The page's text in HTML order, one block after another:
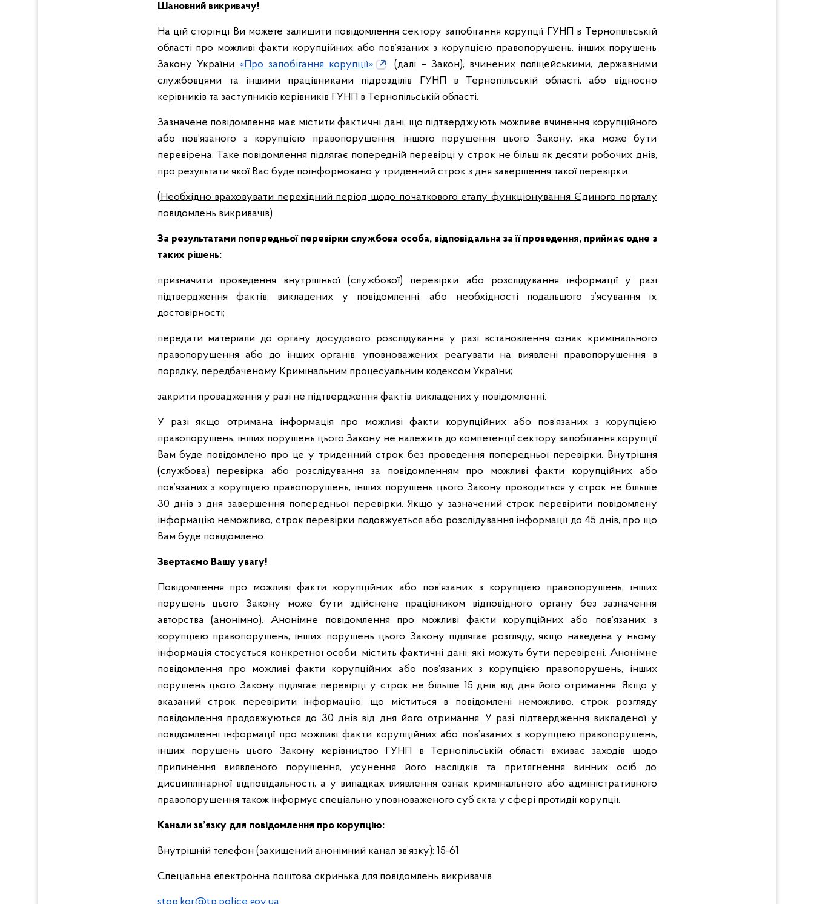
Шановний викривачу!
На цій сторінці Ви можете залишити повідомлення сектору запобігання корупції ГУНП в Тернопільській
області про можливі факти корупційних або пов’язаних з корупцією правопорушень, інших порушень
Закону України «Про запобігання корупції»
(далі – Закон), вчинених поліцейськими, державними
службовцями та іншими працівниками підрозділів ГУНП в Тернопільській області, або відносно
керівників та заступників керівників ГУНП в Тернопільській області.
Зазначене повідомлення має містити фактичні дані, що підтверджують можливе вчинення корупційного
або пов’язаного з корупцією правопорушення, іншого порушення цього Закону, яка може бути
перевірена. Таке повідомлення підлягає попередній перевірці у строк не більш як десяти робочих днів,
про результати якої Вас буде поінформовано у триденний строк з дня завершення такої перевірки.
(Необхідно враховувати перехідний період щодо початкового етапу функціонування Єдиного порталу
повідомлень викривачів)
За результатами попередньої перевірки службова особа, відповідальна за її проведення, приймає одне з
таких рішень:
призначити проведення внутрішньої (службової) перевірки або розслідування інформації у разі
підтвердження фактів, викладених у повідомленні, або необхідності подальшого з’ясування їх
достовірності;
передати матеріали до органу досудового розслідування у разі встановлення ознак кримінального
правопорушення або до інших органів, уповноважених реагувати на виявлені правопорушення в
порядку, передбаченому Кримінальним процесуальним кодексом України;
закрити провадження у разі не підтвердження фактів, викладених у повідомленні.
У разі якщо отримана інформація про можливі факти корупційних або пов’язаних з корупцією
правопорушень, інших порушень цього Закону не належить до компетенції сектору запобігання корупції
Вам буде повідомлено про це у триденний строк без проведення попередньої перевірки. Внутрішня
(службова) перевірка або розслідування за повідомленням про можливі факти корупційних або
пов’язаних з корупцією правопорушень, інших порушень цього Закону проводиться у строк не більше
30 днів з дня завершення попередньої перевірки. Якщо у зазначений строк перевірити повідомлену
інформацію неможливо, строк перевірки подовжується або розслідування інформації до 45 днів, про що
Вам буде повідомлено.
Звертаємо Вашу увагу!
Повідомлення про можливі факти корупційних або пов’язаних з корупцією правопорушень, інших
порушень цього Закону може бути здійснене працівником відповідного органу без зазначення
авторства (анонімно). Анонімне повідомлення про можливі факти корупційних або пов’язаних з
корупцією правопорушень, інших порушень цього Закону підлягає розгляду, якщо наведена у ньому
інформація стосується конкретної особи, містить фактичні дані, які можуть бути перевірені. Анонімне
повідомлення про можливі факти корупційних або пов’язаних з корупцією правопорушень, інших
порушень цього Закону підлягає перевірці у строк не більше 15 днів від дня його отримання. Якщо у
вказаний строк перевірити інформацію, що міститься в повідомлені неможливо, строк розгляду
повідомлення продовжуються до 30 днів від дня його отримання. У разі підтвердження викладеної у
повідомленні інформації про можливі факти корупційних або пов’язаних з корупцією правопорушень,
інших порушень цього Закону керівництво ГУНП в Тернопільській області вживає заходів щодо
припинення виявленого порушення, усунення його наслідків та притягнення винних осіб до
дисциплінарної відповідальності, а у випадках виявлення ознак кримінального або адміністративного
правопорушення також інформує спеціально уповноваженого суб’єкта у сфері протидії корупції.
Kанали зв’язку для повідомлення про корупцію:
Внутрішній телефон (захищений анонімний канал зв’язку): 15-61
Спеціальна електронна поштова скринька для повідомлень викривачів